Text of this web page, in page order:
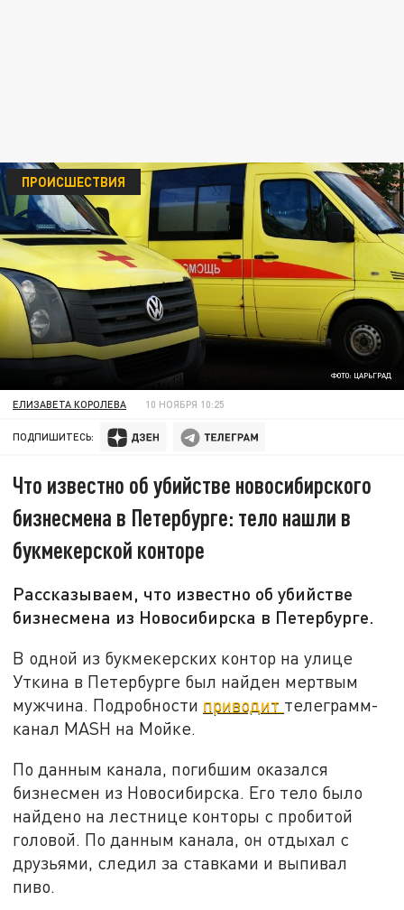
ФОТО: ЦАРЬГРАД
ПРОИСШЕСТВИЯ
ЕЛИЗАВЕТА КОРОЛЕВА 10 НОЯБРЯ 10:25
ПОДПИШИТЕСЬ:
Что известно об убийстве новосибирского
бизнесмена в Петербурге: тело нашли в
букмекерской конторе
Рассказываем, что известно об убийстве
бизнесмена из Новосибирска в Петербурге.
В одной из букмекерских контор на улице
Уткина в Петербурге был найден мертвым
мужчина. Подробности приводит телеграмм-
канал MASH на Мойке.
По данным канала, погибшим оказался
бизнесмен из Новосибирска. Его тело было
найдено на лестнице конторы с пробитой
головой. По данным канала, он отдыхал с
друзьями, следил за ставками и выпивал
пиво.